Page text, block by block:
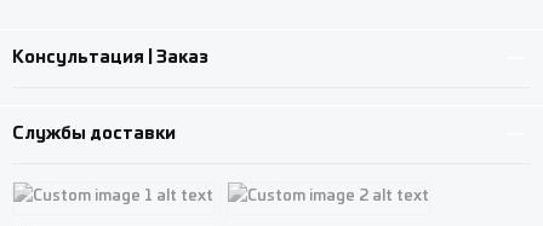
Консультация | Заказ
Службы доставки